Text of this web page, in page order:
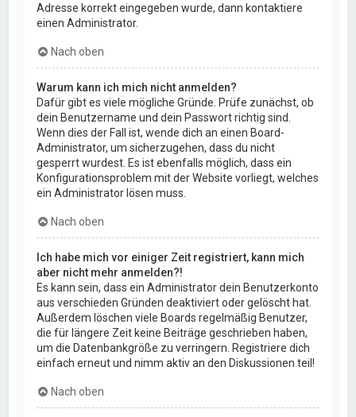
Adresse korrekt eingegeben wurde, dann kontaktiere
einen Administrator.
Nach oben
Warum kann ich mich nicht anmelden?
Dafür gibt es viele mögliche Gründe. Prüfe zunächst, ob
dein Benutzername und dein Passwort richtig sind.
Wenn dies der Fall ist, wende dich an einen Board-
Administrator, um sicherzugehen, dass du nicht
gesperrt wurdest. Es ist ebenfalls möglich, dass ein
Konfigurationsproblem mit der Website vorliegt, welches
ein Administrator lösen muss.
Nach oben
Ich habe mich vor einiger Zeit registriert, kann mich
aber nicht mehr anmelden?!
Es kann sein, dass ein Administrator dein Benutzerkonto
aus verschieden Gründen deaktiviert oder gelöscht hat.
Außerdem löschen viele Boards regelmäßig Benutzer,
die für längere Zeit keine Beiträge geschrieben haben,
um die Datenbankgröße zu verringern. Registriere dich
einfach erneut und nimm aktiv an den Diskussionen teil!
Nach oben